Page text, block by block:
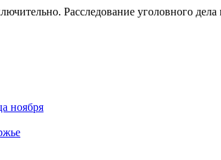
Расследование уголовного
ноября